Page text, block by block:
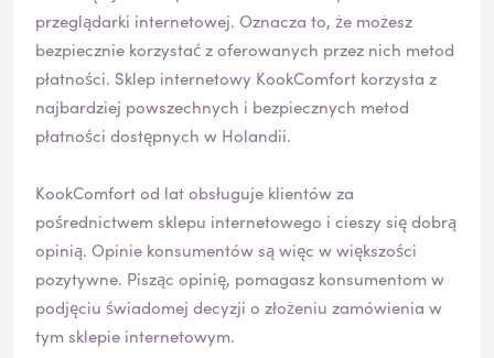
przeglądarki internetowej. Oznacza to, że możesz
bezpiecznie korzystać z oferowanych przez nich metod
płatności. Sklep internetowy KookComfort korzysta z
najbardziej powszechnych i bezpiecznych metod
płatności dostępnych w Holandii.
KookComfort od lat obsługuje klientów za
pośrednictwem sklepu internetowego i cieszy się dobrą
opinią. Opinie konsumentów są więc w większości
pozytywne. Pisząc opinię, pomagasz konsumentom w
podjęciu świadomej decyzji o złożeniu zamówienia w
tym sklepie internetowym.